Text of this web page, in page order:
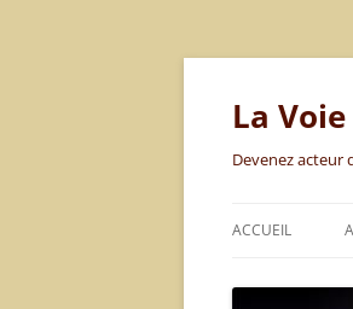
Aller
La
Devenez acteur
ACCUEIL